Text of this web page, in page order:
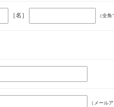
［名］ （全
（メール